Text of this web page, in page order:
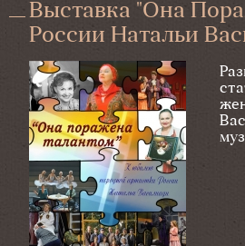
Выставка "Она
России Натальи